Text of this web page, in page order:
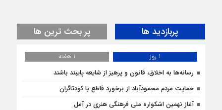
پربازدید ها پر بحث ترین ها
1 روز
1 هفته
رسانه‌ها به اخلاق، قانون و پرهیز از شایعه پایبند باشند
حمایت مردم محمودآباد از برخورد قاطع با کودتاگران
آغاز نهمین اشکواره ملی فرهنگی هنری در آمل